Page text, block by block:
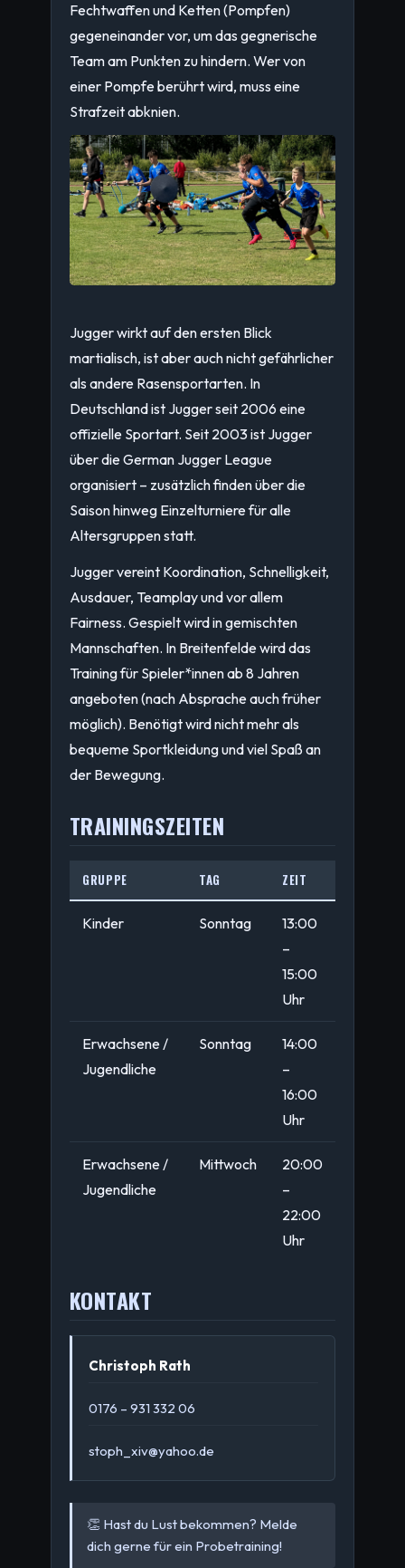
Fechtwaffen und Ketten (Pompfen)
gegeneinander vor, um das gegnerische
Team am Punkten zu hindern. Wer von
einer Pompfe berührt wird, muss eine
Strafzeit abknien.
Jugger wirkt auf den ersten Blick
martialisch, ist aber auch nicht gefährlicher
als andere Rasensportarten. In
Deutschland ist Jugger seit 2006 eine
offizielle Sportart. Seit 2003 ist Jugger
über die German Jugger League
organisiert – zusätzlich finden über die
Saison hinweg Einzelturniere für alle
Altersgruppen statt.
Jugger vereint Koordination, Schnelligkeit,
Ausdauer, Teamplay und vor allem
Fairness. Gespielt wird in gemischten
Mannschaften. In Breitenfelde wird das
Training für Spieler*innen ab 8 Jahren
angeboten (nach Absprache auch früher
möglich). Benötigt wird nicht mehr als
bequeme Sportkleidung und viel Spaß an
der Bewegung.
TRAININGSZEITEN
GRUPPE TAG ZEIT
Kinder Sonntag
13:00
–
15:00
Uhr
Erwachsene /
Jugendliche
Sonntag
14:00
–
16:00
Uhr
Erwachsene /
Jugendliche
Mittwoch
20:00
–
22:00
Uhr
KONTAKT
Christoph Rath
0176 – 931 332 06
stoph_xiv@yahoo.de
👏 Hast du Lust bekommen? Melde
dich gerne für ein Probetraining!